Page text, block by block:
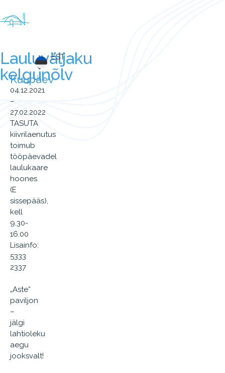
EST
Lauluväljaku
kelgunõlv
Kuupäev
04.12.2021
–
27.02.2022
TASUTA
kiivrilaenutus
toimub
tööpäevadel
laulukaare
hoones
(E
sissepääs),
kell
9.30-
16.00
Lisainfo:
5333
2337
„Aste“
paviljon
–
jälgi
lahtioleku
aegu
jooksvalt!